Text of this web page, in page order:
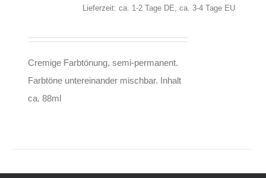
Lieferzeit: ca. 1-2 Tage DE, ca. 3-4 Tage EU
Cremige Farbtönung, semi-permanent.
Farbtöne untereinander mischbar. Inhalt
ca. 88ml